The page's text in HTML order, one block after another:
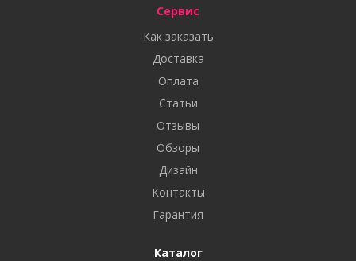
Сервис
Как заказать
Доставка
Оплата
Статьи
Отзывы
Обзоры
Дизайн
Контакты
Гарантия
Каталог